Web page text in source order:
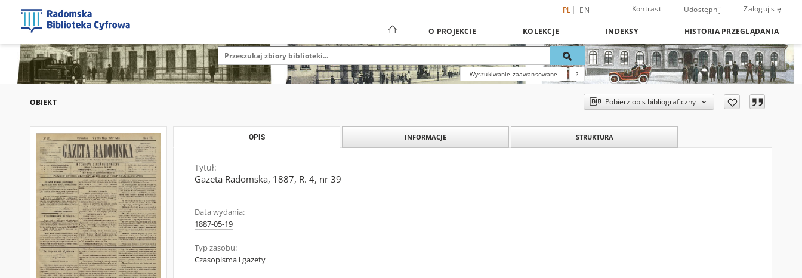
PL EN Kontrast Udostępnij Zaloguj się
O PROJEKCIE KOLEKCJE INDEKSY HISTORIA PRZEGLĄDANIA
Wyszukiwanie zaawansowane ?
OBIEKT Pobierz opis bibliograficzny
OPIS INFORMACJE STRUKTURA
Tytuł:
Gazeta Radomska, 1887, R. 4, nr 39
Data wydania:
1887-05-19
Typ zasobu:
Czasopisma i gazety